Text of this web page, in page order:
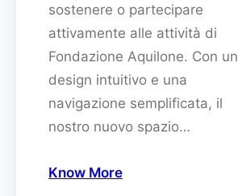
sostenere o partecipare
attivamente alle attività di
Fondazione Aquilone. Con un
design intuitivo e una
navigazione semplificata, il
nostro nuovo spazio…
Know More